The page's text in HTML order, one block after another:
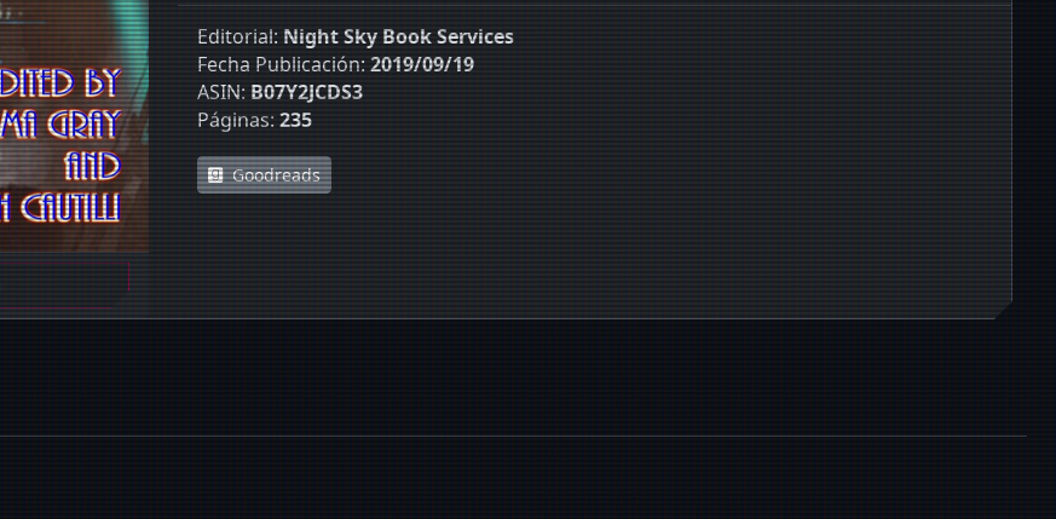
Editorial: Night Sky Book Services
Fecha Publicación:2019/09/19
ASIN: B07Y2JCDS3
Páginas: 235
Goodreads